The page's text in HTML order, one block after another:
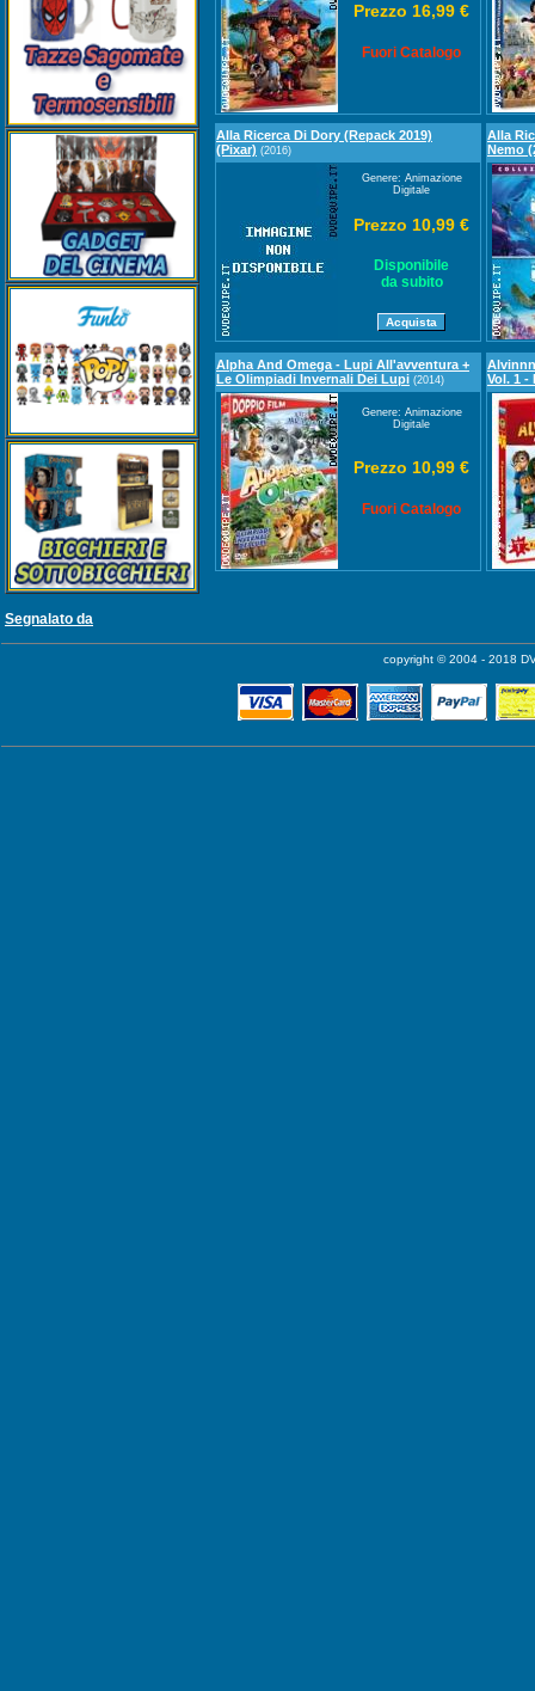
Segnalato da
Prezzo 16,99 €
Fuori Catalogo
Alla Ricerca Di Dory (Repack 2019)
(Pixar) (2016)
Genere: Animazione
Digitale
Prezzo 10,99 €
Disponibile
da subito
Alla
Nemo
Alpha And Omega - Lupi All'avventura +
Le Olimpiadi Invernali Dei Lupi (2014)
Genere: Animazione
Digitale
Prezzo 10,99 €
Fuori Catalogo
Vol. 1 -
copyright © 2004 - 2018